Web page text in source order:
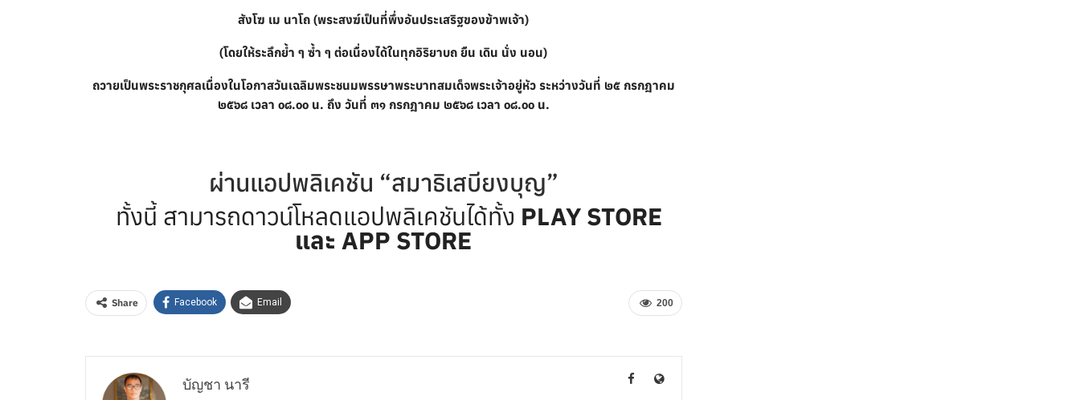
สังโฆ เม นาโถ (พระสงฆ์เป็นที่พึ่งอันประเสริฐของข้าพเจ้า)
(โดยให้ระลึกย้ำ ๆ ซ้ำ ๆ ต่อเนื่องได้ในทุกอิริยาบถ ยืน เดิน นั่ง นอน)
ถวายเป็นพระราชกุศลเนื่องในโอกาสวันเฉลิมพระชนมพรรษาพระบาทสมเด็จพระเจ้าอยู่หัวระหว่างวันที่ ๒๕ กรกฎาคม
๒๕๖๘ เวลา ๐๘.๐๐ น. ถึง วันที่ ๓๑ กรกฎาคม ๒๕๖๘ เวลา ๐๘.๐๐ น.
ผ่านแอปพลิเคชัน “สมาธิเสบียงบุญ”
ทั้งนี้ สามารถดาวน์โหลดแอปพลิเคชันได้ทั้ง PLAY STORE
และ APP STORE
200
Share Facebook Email
บัญชา นารี